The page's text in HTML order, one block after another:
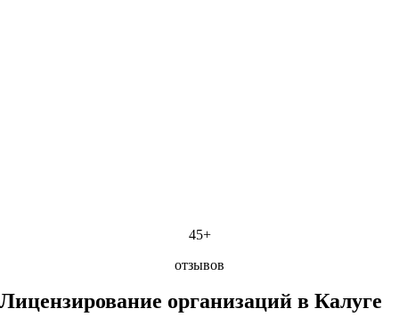
45+
отзывов
Лицензирование организаций в Калуге